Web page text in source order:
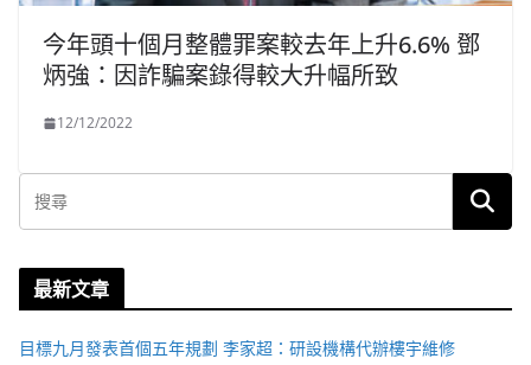
今年頭十個月整體罪案較去年上升6.6% 鄧
炳強：因詐騙案錄得較大升幅所致
12/12/2022
最新文章
目標九月發表首個五年規劃 李家超：研設機構代辦樓宇維修